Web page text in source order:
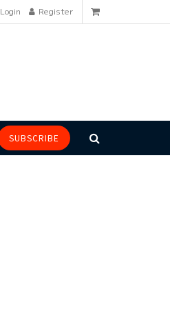
Login Register
SUBSCRIBE